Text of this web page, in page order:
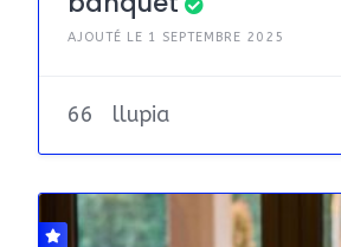
AJOUTÉ LE 1 SEPTEMBRE 2025
66 llupia